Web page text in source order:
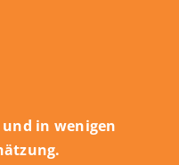
in wenigen